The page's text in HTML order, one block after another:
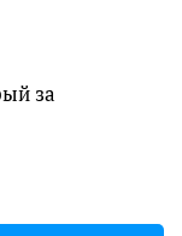
за